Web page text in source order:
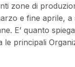
zone di
e fine aprile,
E’ quanto
le principali